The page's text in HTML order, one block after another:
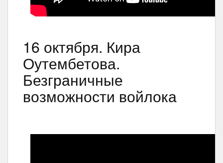
16 октября. Кира
Оутембетова.
Безграничные
возможности войлока